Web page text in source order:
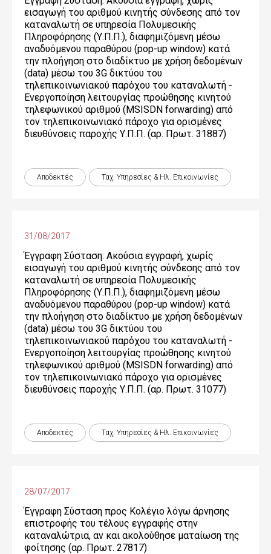
εισαγωγή του αριθμού κινητής σύνδεσης από τον
καταναλωτή σε υπηρεσία Πολυμεσικής
Πληροφόρησης (Υ.Π.Π.), διαφημιζόμενη μέσω
αναδυόμενου παραθύρου (pop-up window) κατά
την πλοήγηση στο διαδίκτυο με χρήση δεδομένων
(data) μέσω του 3G δικτύου του
τηλεπικοινωνιακού παρόχου του καταναλωτή -
Ενεργοποίηση λειτουργίας προώθησης κινητού
τηλεφωνικού αριθμού (MSISDN forwarding) από
τον τηλεπικοινωνιακό πάροχο για ορισμένες
διευθύνσεις παροχής Υ.Π.Π. (αρ. Πρωτ. 31887)
Αποδεκτές Ταχ. Υπηρεσίες & Ηλ. Επικοινωνίες
31/08/2017
Έγγραφη Σύσταση: Ακούσια εγγραφή, χωρίς
εισαγωγή του αριθμού κινητής σύνδεσης από τον
καταναλωτή σε υπηρεσία Πολυμεσικής
Πληροφόρησης (Υ.Π.Π.), διαφημιζόμενη μέσω
αναδυόμενου παραθύρου (pop-up window) κατά
την πλοήγηση στο διαδίκτυο με χρήση δεδομένων
(data) μέσω του 3G δικτύου του
τηλεπικοινωνιακού παρόχου του καταναλωτή -
Ενεργοποίηση λειτουργίας προώθησης κινητού
τηλεφωνικού αριθμού (MSISDN forwarding) από
τον τηλεπικοινωνιακό πάροχο για ορισμένες
διευθύνσεις παροχής Υ.Π.Π. (αρ. Πρωτ. 31077)
Αποδεκτές Ταχ. Υπηρεσίες & Ηλ. Επικοινωνίες
28/07/2017
Έγγραφη Σύσταση προς Κολέγιο λόγω άρνησης
επιστροφής του τέλους εγγραφής στην
καταναλώτρια, αν και ακολούθησε ματαίωση της
φοίτησης (αρ. Πρωτ. 27817)